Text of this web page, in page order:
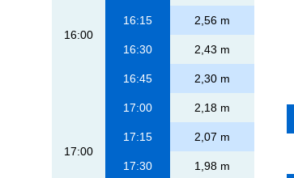
16:00
16:15 2,56 m
16:30 2,43 m
16:45 2,30 m
17:00
17:00 2,18 m
17:15 2,07 m
17:30 1,98 m